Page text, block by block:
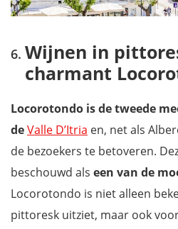
Wijnen in
charmant
Locorotondo is de tweede
deValle D’Itria en, net als
de bezoekers te betoveren.
beschouwd als een van de
Locorotondo is niet alleen
pittoresk uitziet, maar ook